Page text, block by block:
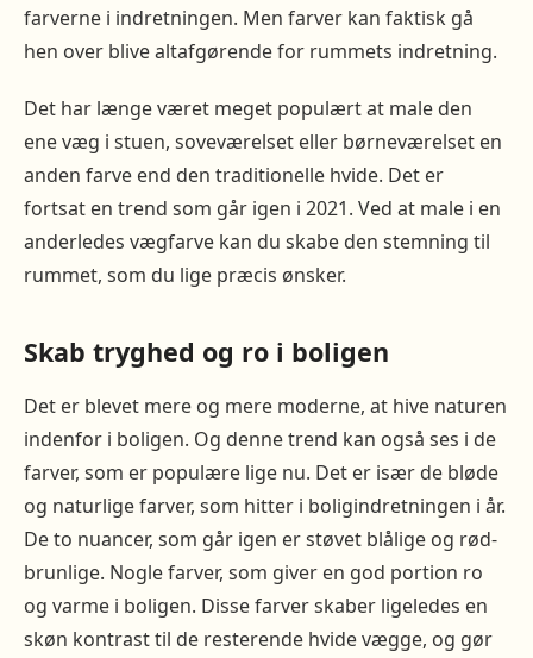
farverne i indretningen. Men farver kan faktisk gå
hen over blive altafgørende for rummets indretning.
Det har længe været meget populært at male den
ene væg i stuen, soveværelset eller børneværelset en
anden farve end den traditionelle hvide. Det er
fortsat en trend som går igen i 2021. Ved at male i en
anderledes vægfarve kan du skabe den stemning til
rummet, som du lige præcis ønsker.
Skab tryghed og ro i boligen
Det er blevet mere og mere moderne, at hive naturen
indenfor i boligen. Og denne trend kan også ses i de
farver, som er populære lige nu. Det er især de bløde
og naturlige farver, som hitter i boligindretningen i år.
De to nuancer, som går igen er støvet blålige og rød-
brunlige. Nogle farver, som giver en god portion ro
og varme i boligen. Disse farver skaber ligeledes en
skøn kontrast til de resterende hvide vægge, og gør